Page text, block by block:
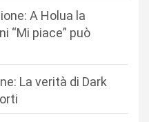
A Holua la
“Mi piace” può
La verità di Dark